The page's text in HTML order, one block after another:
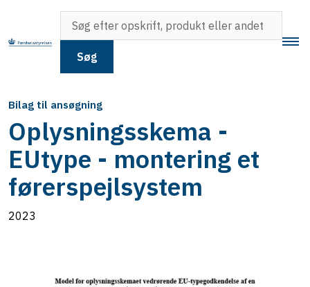
Søg
Bilag til ansøgning
Oplysningsskema -
EUtype - montering et
førerspejlsystem
2023